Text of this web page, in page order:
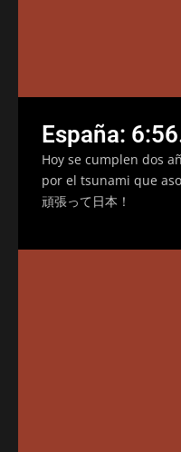
España:
Hoy se cumplen dos
por el tsunami que
頑張って日本！